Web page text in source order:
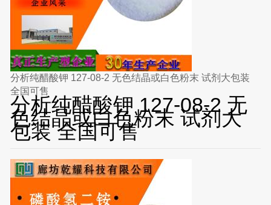
分析纯醋酸钾 127-08-2 无色结晶或白色粉末 试剂大包装
全国可售
分析纯醋酸钾 127-08-2 无
色结晶或白色粉末 试剂大
包装 全国可售